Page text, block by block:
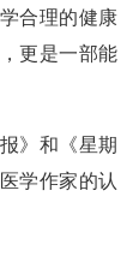
合理的健康
更是一部能
》和《星期
学作家的认